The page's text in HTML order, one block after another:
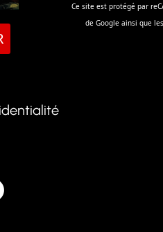
Ce site est protégé par
de Google ainsi que les